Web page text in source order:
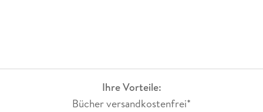
Ihre Vorteile:
Bücher versandkostenfrei*